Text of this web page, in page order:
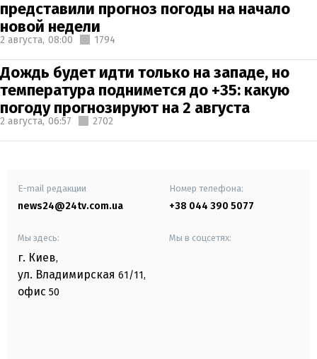
представили прогноз погоды на начало
новой недели
2 августа, 08:00 1794
Дождь будет идти только на западе, но
температура поднимется до +35: какую
погоду прогнозируют на 2 августа
2 августа, 06:57 2702
E-mail редакции
news24@24tv.com.ua
Номер телефона:
+38 044 390 5077
Мы здесь:
г. Киев,
ул. Владимирская 61/11,
офис 50
Мы в соцсетях: